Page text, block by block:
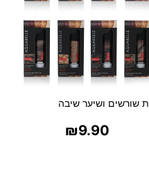
שורשים ושיער שיבה
₪9.90